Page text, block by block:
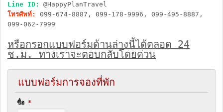
Line ID:
@HappyPlanTravel
โทรศัพท์:
099-674-8887, 099-178-9996, 099-495-8887,
099-062-7999
หรือกรอกแบบฟอร์มด้านล่างนี้ได้ตลอด 24
ช.ม. ทางเราจะตอบกลับโดยด่วน
แบบฟอร์มการจองที่พัก
ชื่อ *